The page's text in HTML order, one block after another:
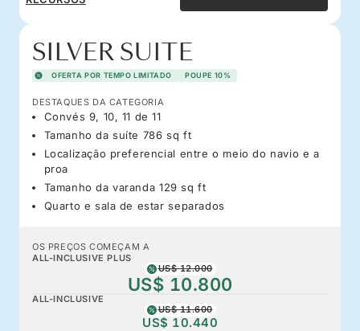
SILVER SUITE
OFERTA POR TEMPO LIMITADO POUPE 10%
DESTAQUES DA CATEGORIA
Convés 9, 10, 11 de 11
Tamanho da suíte 786 sq ft
Localização preferencial entre o meio do navio e a
proa
Tamanho da varanda 129 sq ft
Quarto e sala de estar separados
OS PREÇOS COMEÇAM A
ALL-INCLUSIVE PLUS
US$ 12.000
US$ 10.800
ALL-INCLUSIVE
US$ 11.600
US$ 10.440